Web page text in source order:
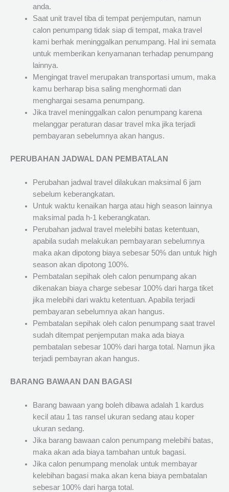
anda.
Saat unit travel tiba di tempat penjemputan, namun
calon penumpang tidak siap di tempat, maka travel
kami berhak meninggalkan penumpang. Hal ini semata
untuk memberikan kenyamanan terhadap penumpang
lainnya.
Mengingat travel merupakan transportasi umum, maka
kamu berharap bisa saling menghormati dan
menghargai sesama penumpang.
Jika travel meninggalkan calon penumpang karena
melanggar peraturan dasar travel mka jika terjadi
pembayaran sebelumnya akan hangus.
PERUBAHAN JADWAL DAN PEMBATALAN
Perubahan jadwal travel dilakukan maksimal 6 jam
sebelum keberangkatan.
Untuk waktu kenaikan harga atau high season lainnya
maksimal pada h-1 keberangkatan.
Perubahan jadwal travel melebihi batas ketentuan,
apabila sudah melakukan pembayaran sebelumnya
maka akan dipotong biaya sebesar 50% dan untuk high
season akan dipotong 100%.
Pembatalan sepihak oleh calon penumpang akan
dikenakan biaya charge sebesar 100% dari harga tiket
jika melebihi dari waktu ketentuan. Apabila terjadi
pembayaran sebelumnya akan hangus.
Pembatalan sepihak oleh calon penumpang saat travel
sudah ditempat penjemputan maka ada biaya
pembatalan sebesar 100% dari harga total. Namun jika
terjadi pembayran akan hangus.
BARANG BAWAAN DAN BAGASI
Barang bawaan yang boleh dibawa adalah 1 kardus
kecil atau 1 tas ransel ukuran sedang atau koper
ukuran sedang.
Jika barang bawaan calon penumpang melebihi batas,
maka akan ada biaya tambahan untuk bagasi.
Jika calon penumpang menolak untuk membayar
kelebihan bagasi maka akan kena biaya pembatalan
sebesar 100% dari harga total.